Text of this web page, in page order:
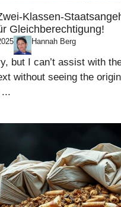
Klassen-
Gleichberechtigung!
Hannah Berg
but I can’t assist with
without seeing the